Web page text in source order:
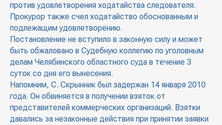
против удовлетворения ходатайства следователя.
Прокурор также счел ходатайство обоснованным и
подлежащим удовлетворению.
Постановление не вступило в законную силу и может
быть обжаловано в Судебную коллегию по уголовным
делам Челябинского областного суда в течение 3
суток со дня его вынесения.
Напомним, С. Скрынник был задержан 14 января 2010
года. Он обвиняется в получении взяток от
представителей коммерческих организаций. Взятки
давались за незаконные действия при принятии заявки